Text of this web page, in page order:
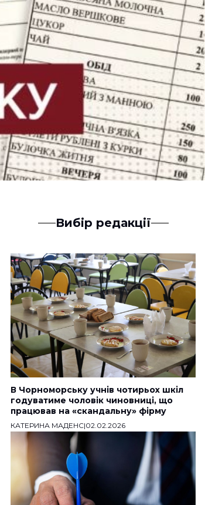
Вибір редакції
В Чорноморську учнів чотирьох шкіл
годуватиме чоловік чиновниці, що
працював на «скандальну» фірму
КАТЕРИНА МАДЕНС|02.02.2026